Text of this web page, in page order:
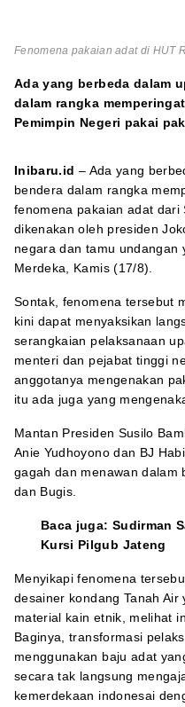
Fenomena pakaian adat di HUT
Ada yang berbeda dalam
dalam rangka
Pemimpin Negeri pakai
Inibaru.id – Ada yang
bendera dalam rangka
fenomena pakaian adat dari
dikenakan oleh presiden
negara dan tamu undangan
Merdeka, Kamis (17/8).
Sontak, fenomena tersebut
kini dapat menyaksikan
serangkaian pelaksanaan
menteri dan pejabat tinggi
anggotanya mengenakan
itu ada juga yang
Mantan Presiden Susilo
Anie Yudhoyono dan BJ
gagah dan menawan dalam
dan Bugis.
Baca juga: Sudirman
Kursi Pilgub Jateng
Menyikapi fenomena
desainer kondang Tanah
material kain etnik, melihat
Baginya, transformasi
menggunakan baju adat
secara tak langsung
kemerdekaan indonesai